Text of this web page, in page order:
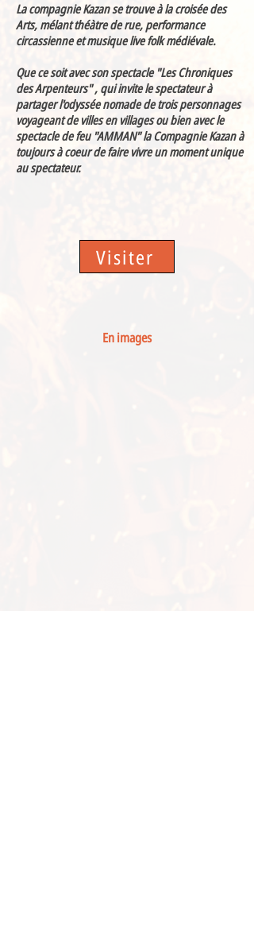
La compagnie Kazan se trouve à la croisée des
Arts, mélant théàtre de rue, performance
circassienne et musique live folk médiévale.
Que ce soit avec son spectacle "Les Chroniques
des Arpenteurs" , qui invite le spectateur à
partager l'odyssée nomade de trois personnages
voyageant de villes en villages ou bien avec le
spectacle de feu "AMMAN" la Compagnie Kazan à
toujours à coeur de faire vivre un moment unique
au spectateur.
Visiter
En images